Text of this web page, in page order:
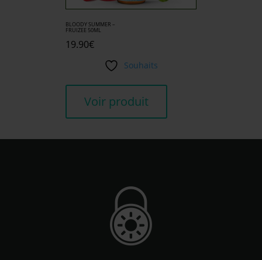
BLOODY SUMMER –
FRUIZEE 50ML
19.90€
Souhaits
Voir produit